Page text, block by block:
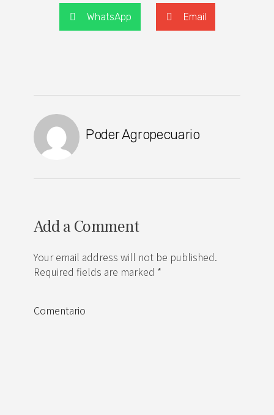
WhatsApp Email
Poder Agropecuario
Add a Comment
Your email address will not be published.
Required fields are marked *
Comentario